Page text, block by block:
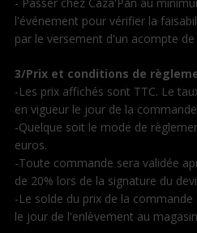
l'événement pour vérifier la
par le versement d'un acompte
3/Prix et conditions de
-Les prix affichés sont TTC. Le
en vigueur le jour de la
-Quelque soit le mode de
euros.
-Toute commande sera validée
de 20% lors de la signature du
-Le solde du prix de la
le jour de l'enlèvement au